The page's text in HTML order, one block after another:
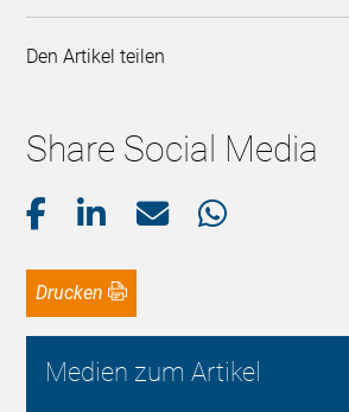
Den Artikel teilen
Share Social Media
Drucken
Medien zum Artikel